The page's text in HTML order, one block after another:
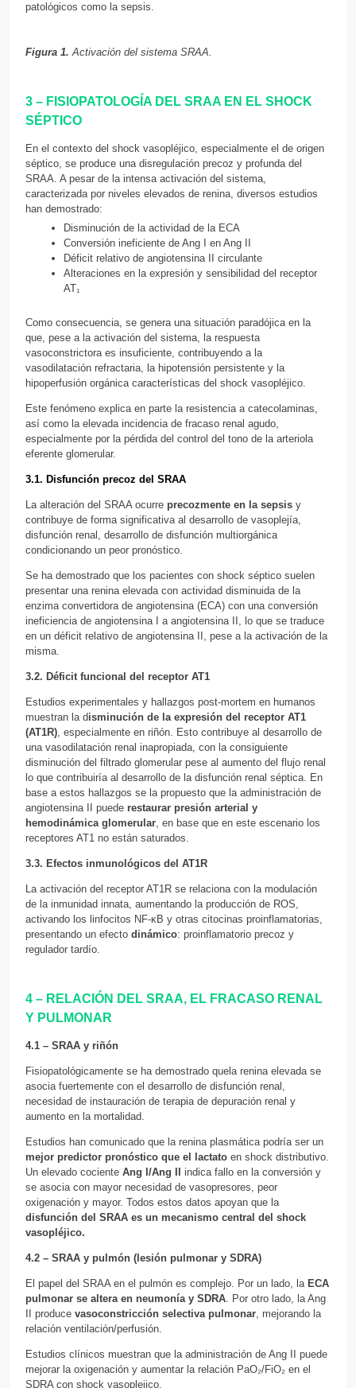
patológicos como la sepsis.
Figura 1. Activación del sistema SRAA.
3 – FISIOPATOLOGÍA DEL SRAA EN EL SHOCK
SÉPTICO
En el contexto del shock vasopléjico, especialmente el de origen
séptico, se produce una disregulación precoz y profunda del
SRAA. A pesar de la intensa activación del sistema,
caracterizada por niveles elevados de renina, diversos estudios
han demostrado:
Disminución de la actividad de la ECA
Conversión ineficiente de Ang I en Ang II
Déficit relativo de angiotensina II circulante
Alteraciones en la expresión y sensibilidad del receptor
AT₁
Como consecuencia, se genera una situación paradójica en la
que, pese a la activación del sistema, la respuesta
vasoconstrictora es insuficiente, contribuyendo a la
vasodilatación refractaria, la hipotensión persistente y la
hipoperfusión orgánica características del shock vasopléjico.
Este fenómeno explica en parte la resistencia a catecolaminas,
así como la elevada incidencia de fracaso renal agudo,
especialmente por la pérdida del control del tono de la arteriola
eferente glomerular.
3.1. Disfunción precoz del SRAA
La alteración del SRAA ocurre precozmente en la sepsis y
contribuye de forma significativa al desarrollo de vasoplejía,
disfunción renal, desarrollo de disfunción multiorgánica
condicionando un peor pronóstico.
Se ha demostrado que los pacientes con shock séptico suelen
presentar una renina elevada con actividad disminuida de la
enzima convertidora de angiotensina (ECA) con una conversión
ineficiencia de angiotensina I a angiotensina II, lo que se traduce
en un déficit relativo de angiotensina II, pese a la activación de la
misma.
3.2. Déficit funcional del receptor AT1
Estudios experimentales y hallazgos post-mortem en humanos
muestran la disminución de la expresión del receptor AT1
(AT1R), especialmente en riñón. Esto contribuye al desarrollo de
una vasodilatación renal inapropiada, con la consiguiente
disminución del filtrado glomerular pese al aumento del flujo renal
lo que contribuiría al desarrollo de la disfunción renal séptica. En
base a estos hallazgos se la propuesto que la administración de
angiotensina II puede restaurar presión arterial y
hemodinámica glomerular, en base que en este escenario los
receptores AT1 no están saturados.
3.3. Efectos inmunológicos del AT1R
La activación del receptor AT1R se relaciona con la modulación
de la inmunidad innata, aumentando la producción de ROS,
activando los linfocitos NF-κB y otras citocinas proinflamatorias,
presentando un efecto dinámico: proinflamatorio precoz y
regulador tardío.
4 – RELACIÓN DEL SRAA, EL FRACASO RENAL
Y PULMONAR
4.1 – SRAA y riñón
Fisiopatológicamente se ha demostrado quela renina elevada se
asocia fuertemente con el desarrollo de disfunción renal,
necesidad de instauración de terapia de depuración renal y
aumento en la mortalidad.
Estudios han comunicado que la renina plasmática podría ser un
mejor predictor pronóstico que el lactato en shock distributivo.
Un elevado cociente Ang I/Ang II
indica fallo en la conversión y
se asocia con mayor necesidad de vasopresores, peor
oxigenación y mayor. Todos estos datos apoyan que la
disfunción del SRAA es un mecanismo central del shock
vasopléjico.
4.2 – SRAA y pulmón (lesión pulmonar y SDRA)
El papel del SRAA en el pulmón es complejo. Por un lado, la ECA
pulmonar se altera en neumonía y SDRA. Por otro lado, la Ang
II produce vasoconstricción selectiva pulmonar, mejorando la
relación ventilación/perfusión.
Estudios clínicos muestran que la administración de Ang II puede
mejorar la oxigenación y aumentar la relación PaO₂/FiO₂ en el
SDRA con shock vasoplejico.